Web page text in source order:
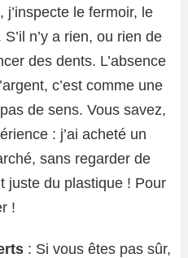
j’inspecte le fermoir, le
n’y a rien, ou rien de
des dents. L’absence
c’est comme une
de sens. Vous savez,
: j’ai acheté un
sans regarder de
juste du plastique ! Pour
!
: Si vous êtes pas sûr,